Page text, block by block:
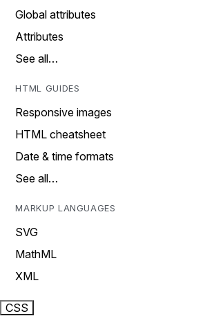
Global attributes
Attributes
See all…
HTML GUIDES
Responsive images
HTML cheatsheet
Date & time formats
See all…
MARKUP LANGUAGES
SVG
MathML
XML
CSS